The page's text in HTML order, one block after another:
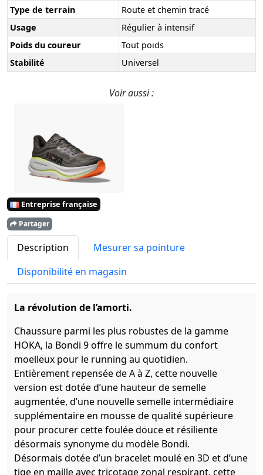
Type de terrain
Route et chemin tracé
Usage
Régulier à intensif
Poids du coureur
Tout poids
Stabilité
Universel
Voir aussi :
Entreprise française
Partager
Description
Mesurer sa pointure
Disponibilité en magasin
La révolution de l’amorti.
Chaussure parmi les plus robustes de la gamme
HOKA, la Bondi 9 offre le summum du confort
moelleux pour le running au quotidien.
Entièrement repensée de A à Z, cette nouvelle
version est dotée d’une hauteur de semelle
augmentée, d’une nouvelle semelle intermédiaire
supplémentaire en mousse de qualité supérieure
pour procurer cette foulée douce et résiliente
désormais synonyme du modèle Bondi.
Désormais dotée d’un bracelet moulé en 3D et d’une
tige en maille avec tricotage zonal respirant, cette